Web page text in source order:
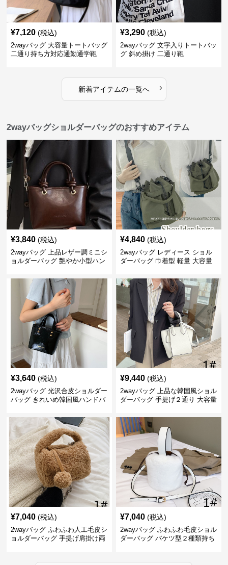
¥7,120 (税込)
2wayバッグ 大容量トートバッグ
二通り持ち方対応通勤通学鞄
¥3,290 (税込)
2wayバッグ 文字入りトートバッ
グ 斜め掛け 二通り鞄
新着アイテムの一覧へ ›
2wayバッグショルダーバッグのおすすめアイテム
¥3,840 (税込)
2wayバッグ 上品レザー調ミニシ
ョルダーバッグ 艶やか小型ハン
¥4,840 (税込)
2wayバッグ レディース ショル
ダーバッグ 巾着型 軽量 大容量
¥3,640 (税込)
2wayバッグ 光沢合皮ショルダー
バッグ きれいめ韓国風ハンドバ
¥9,440 (税込)
2wayバッグ 上品な韓国風ショル
ダーバッグ 手提げ２通り 大容量
¥7,040 (税込)
2wayバッグ ふわふわ人工毛皮シ
ョルダーバッグ 手提げ肩掛け両
¥7,040 (税込)
2wayバッグ ふわふわ毛皮ショル
ダーバッグ バケツ型２種類持ち